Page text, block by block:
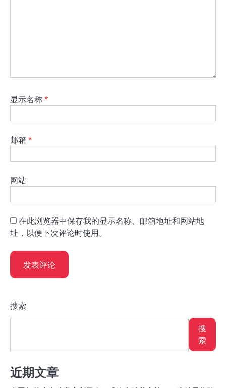
显示名称 *
邮箱 *
网站
在此浏览器中保存我的显示名称、邮箱地址和网站地
址，以便下次评论时使用。
搜索
搜
索
近期文章